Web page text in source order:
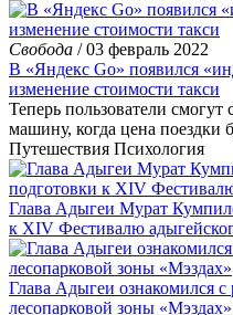
Свобода / 03 февраль 2022
В «Яндекс Go» появился
изменение стоимости такси
Теперь пользователи
машину, когда цена поездки
Путешествия Психология
Глава Адыгеи Мурат
к XIV Фестивалю
Глава Адыгеи ознакомился с
лесопарковой зоны «Мэздах»